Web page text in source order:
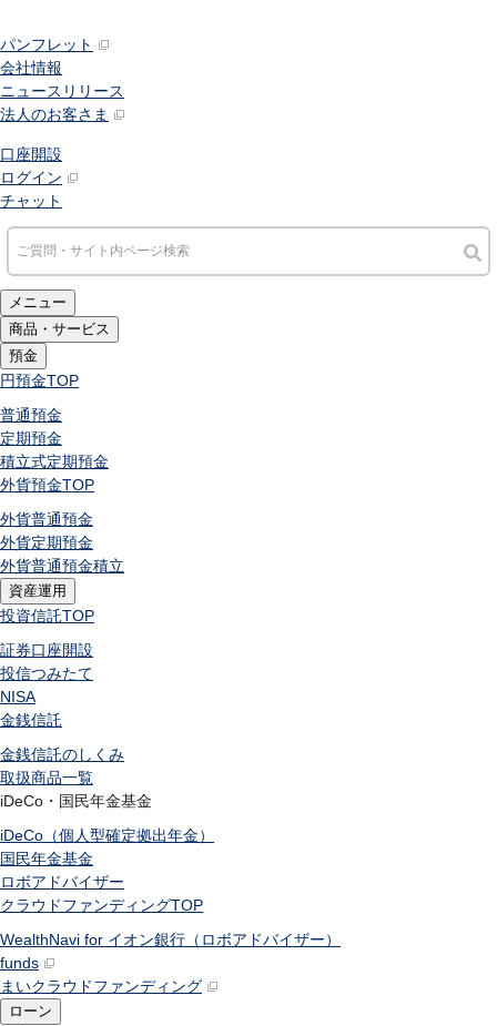
パンフレット
会社情報
ニュースリリース
法人のお客さま
口座開設
ログイン
チャット
メニュー
商品・サービス
預金
円預金TOP
普通預金
定期預金
積立式定期預金
外貨預金TOP
外貨普通預金
外貨定期預金
外貨普通預金積立
資産運用
投資信託TOP
証券口座開設
投信つみたて
NISA
金銭信託
金銭信託のしくみ
取扱商品一覧
iDeCo・国民年金基金
iDeCo（個人型確定拠出年金）
国民年金基金
ロボアドバイザー
クラウドファンディングTOP
WealthNavi for イオン銀行（ロボアドバイザー）
funds
まいクラウドファンディング
ローン